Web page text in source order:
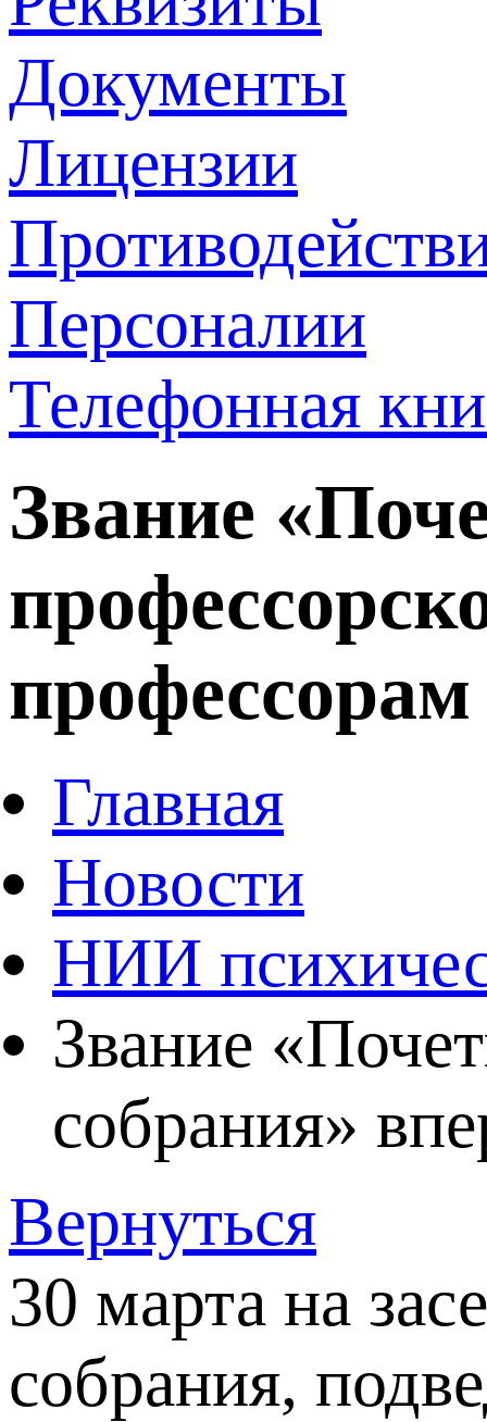
Документы
Лицензии
Персоналии
Телефонная
Звание
Главная
Новости
НИИ
Звание
собрания»
Вернуться
30 марта на
собрания,